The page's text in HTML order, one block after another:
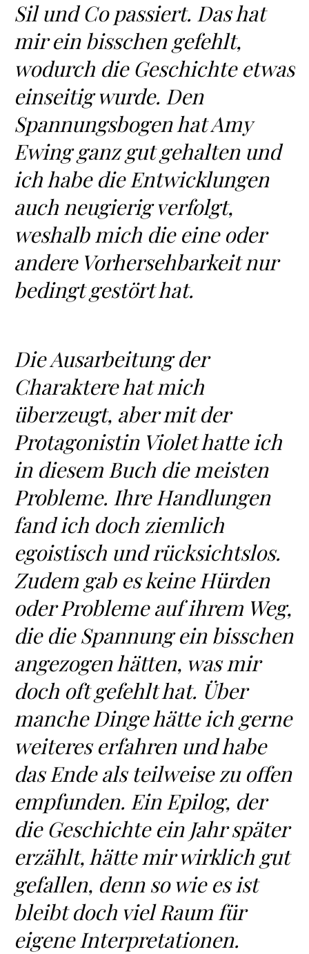
Sil und Co passiert. Das hat
mir ein bisschen gefehlt,
wodurch die Geschichte etwas
einseitig wurde. Den
Spannungsbogen hat Amy
Ewing ganz gut gehalten und
ich habe die Entwicklungen
auch neugierig verfolgt,
weshalb mich die eine oder
andere Vorhersehbarkeit nur
bedingt gestört hat.
Die Ausarbeitung der
Charaktere hat mich
überzeugt, aber mit der
Protagonistin Violet hatte ich
in diesem Buch die meisten
Probleme. Ihre Handlungen
fand ich doch ziemlich
egoistisch und rücksichtslos.
Zudem gab es keine Hürden
oder Probleme auf ihrem Weg,
die die Spannung ein bisschen
angezogen hätten, was mir
doch oft gefehlt hat. Über
manche Dinge hätte ich gerne
weiteres erfahren und habe
das Ende als teilweise zu offen
empfunden. Ein Epilog, der
die Geschichte ein Jahr später
erzählt, hätte mir wirklich gut
gefallen, denn so wie es ist
bleibt doch viel Raum für
eigene Interpretationen.